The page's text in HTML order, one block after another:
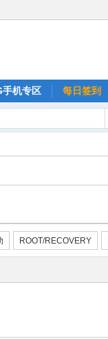
手机专区 每日签到
ROOT/RECOVERY